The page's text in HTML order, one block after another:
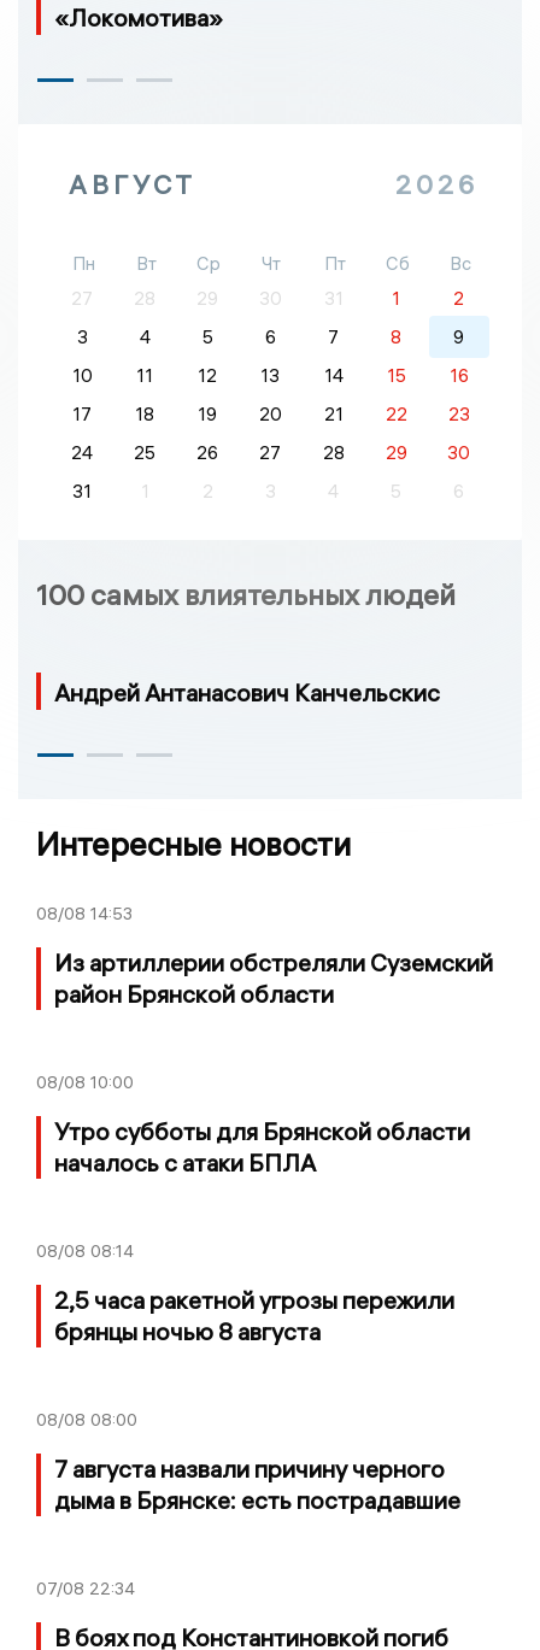
«Локомотива»
АВГУСТ 2026
Пн Вт Ср Чт Пт Сб
Вс
27
28 29 30 31 1
2
3
4 5 6 7 8
9
10
11 12 13 14 15
16
17
18 19 20 21 22
23
24
25 26 27 28 29
30
31
1 2 3 4 5 6
100 самых влиятельных людей
Андрей Антанасович Канчельскис
Интересные новости
08/08 14:53
Из артиллерии обстреляли Суземский
район Брянской области
08/08 10:00
Утро субботы для Брянской области
началось с атаки БПЛА
08/08 08:14
2,5 часа ракетной угрозы пережили
брянцы ночью 8 августа
08/08 08:00
7 августа назвали причину черного
дыма в Брянске: есть пострадавшие
07/08 22:34
В боях под Константиновкой погиб